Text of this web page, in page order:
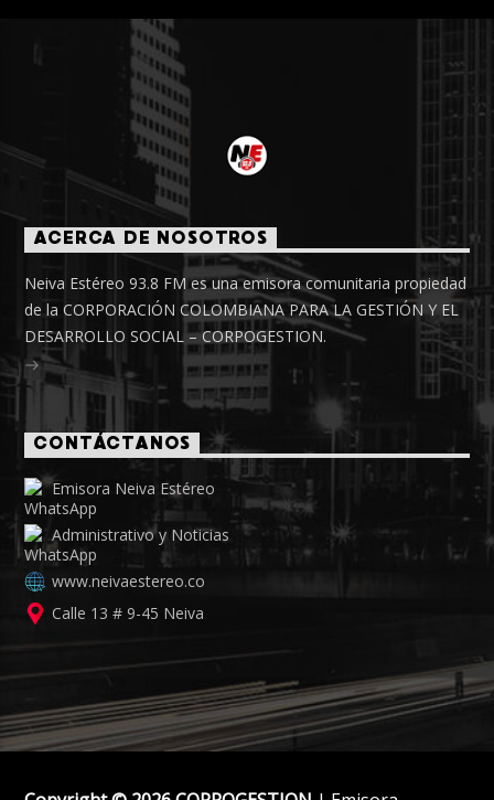
ACERCA DE NOSOTROS
Neiva Estéreo 93.8 FM es una emisora comunitaria propiedad
de la CORPORACIÓN COLOMBIANA PARA LA GESTIÓN Y EL
DESARROLLO SOCIAL – CORPOGESTION.
CONTÁCTANOS
Emisora Neiva Estéreo
Administrativo y Noticias
www.neivaestereo.co
Calle 13 # 9-45 Neiva